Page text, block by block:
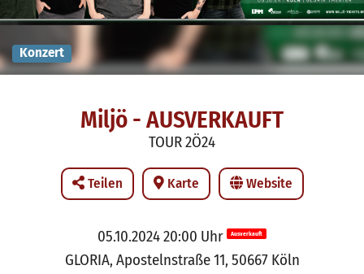
Konzert
Miljö - AUSVERKAUFT
TOUR 2Ö24
Teilen Karte Website
05.10.2024 20:00 Uhr Ausverkauft
GLORIA, Apostelnstraße 11, 50667 Köln